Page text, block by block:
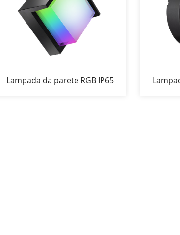
Lampada da parete RGB IP65